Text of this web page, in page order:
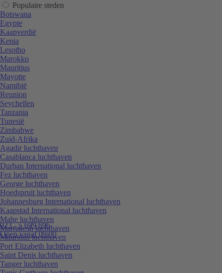
023 - 5 699 696
Open vanaf 09:00
Populaire steden
Botswana
Egypte
Kaapverdië
Kenia
Lesotho
Marokko
Mauritius
Mayotte
Namibië
Reunion
Seychellen
Tanzania
Tunesië
Zimbabwe
Zuid-Afrika
Agadir luchthaven
Casablanca luchthaven
Durban International luchthaven
Fez luchthaven
George luchthaven
Hoedspruit luchthaven
Johannesburg International luchthaven
Kaapstad International luchthaven
Mahe luchthaven
Marrakesh luchthaven
Mauritius luchthaven
Port Elizabeth luchthaven
Saint Denis luchthaven
Tanger luchthaven